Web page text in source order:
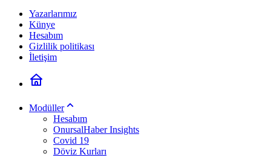
Yazarlarımız
Künye
Hesabım
Gizlilik politikası
İletişim
Modüller
Hesabım
OnursalHaber Insights
Covid 19
Döviz Kurları